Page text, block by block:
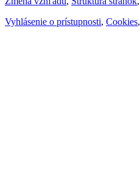
Vyhlásenie o prístupnosti, Cookies,